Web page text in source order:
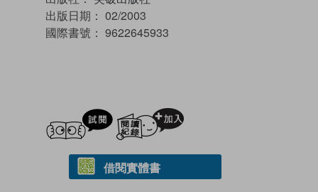
出版日期： 02/2003
國際書號： 9622645933
試閲
借閱實體書